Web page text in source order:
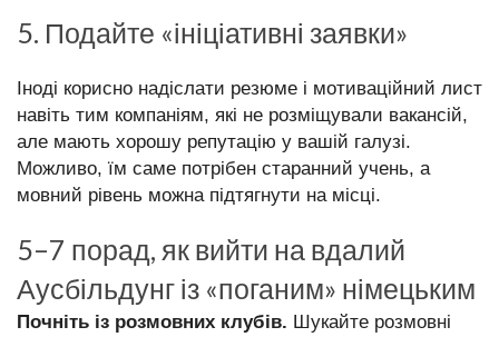
5. Подайте «ініціативні заявки»
Іноді корисно надіслати резюме і мотиваційний лист
навіть тим компаніям, які не розміщували вакансій,
але мають хорошу репутацію у вашій галузі.
Можливо, їм саме потрібен старанний учень, а
мовний рівень можна підтягнути на місці.
5–7 порад, як вийти на вдалий
Аусбільдунг із «поганим» німецьким
Почніть із розмовних клубів. Шукайте розмовні